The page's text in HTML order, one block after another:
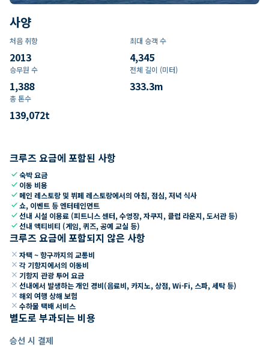
사양
처음 취항
2013
최대 승객 수
4,345
승무원 수
1,388
전체 길이 (미터)
333.3m
총 톤수
139,072t
크루즈 요금에 포함된 사항
check숙박 요금
check 이동 비용
check 메인 레스토랑 및 뷔페 레스토랑에서의 아침, 점심, 저녁 식사
check쇼, 이벤트 등 엔터테인먼트
check선내 시설 이용료 (피트니스 센터, 수영장, 자쿠지, 클럽 라운지, 도서관 등)
check선내 액티비티 (게임, 퀴즈, 공예 교실 등)
크루즈 요금에 포함되지 않은 사항
close 자택 ~ 항구까지의 교통비
close 각 기항지에서의 이동비
close 기항지 관광 투어 요금
close 선내에서 발생하는 개인 경비(음료비, 카지노, 상점, Wi-Fi, 스파, 세탁 등)
close 해외 여행 상해 보험
close 수하물 택배 서비스
별도로 부과되는 비용
승선 시 결제